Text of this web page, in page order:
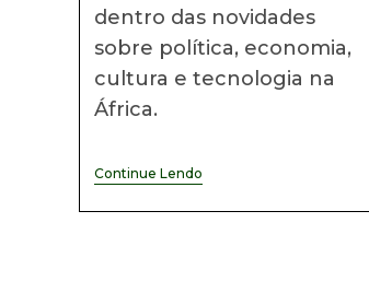
dentro das novidades
sobre política, economia,
cultura e tecnologia na
África.
Continue LendoNotícias
Africanas
#30